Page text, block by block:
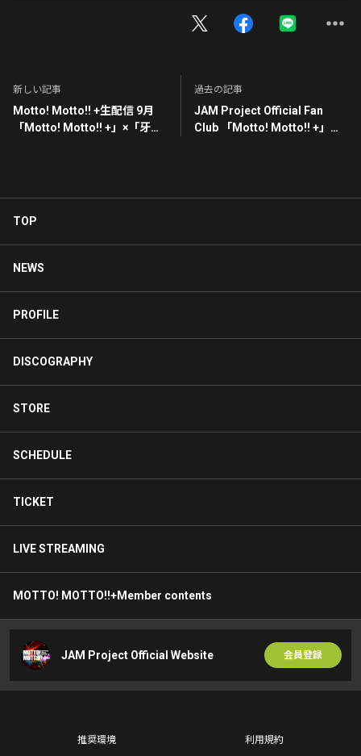
新しい記事
Motto! Motto!! +生配信 9月
「Motto! Motto!! +」×「牙
過去の記事
JAM Project Official Fan
Club 「Motto! Motto!! +」
TOP
NEWS
PROFILE
DISCOGRAPHY
STORE
SCHEDULE
TICKET
LIVE STREAMING
MOTTO! MOTTO!!+Member contents
JAM Project Official Website 会員登録
推奨環境 利用規約